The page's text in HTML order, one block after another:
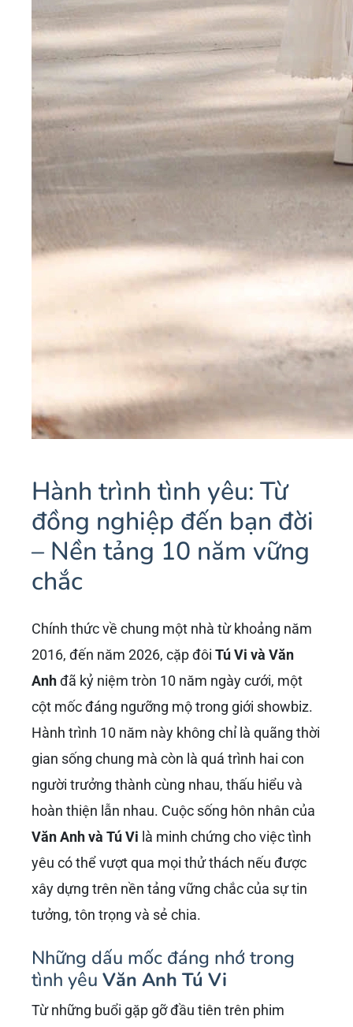
Hành trình tình yêu: Từ
đồng nghiệp đến bạn đời
– Nền tảng 10 năm vững
chắc
Chính thức về chung một nhà từ khoảng năm
2016, đến năm 2026, cặp đôi Tú Vi và Văn
Anhđã kỷ niệm tròn 10 năm ngày cưới, một
cột mốc đáng ngưỡng mộ trong giới showbiz.
Hành trình 10 năm này không chỉ là quãng thời
gian sống chung mà còn là quá trình hai con
người trưởng thành cùng nhau, thấu hiểu và
hoàn thiện lẫn nhau. Cuộc sống hôn nhân của
Văn Anh và Tú Vi là minh chứng cho việc tình
yêu có thể vượt qua mọi thử thách nếu được
xây dựng trên nền tảng vững chắc của sự tin
tưởng, tôn trọng và sẻ chia.
Những dấu mốc đáng nhớ trong
tình yêu Văn Anh Tú Vi
Từ những buổi gặp gỡ đầu tiên trên phim